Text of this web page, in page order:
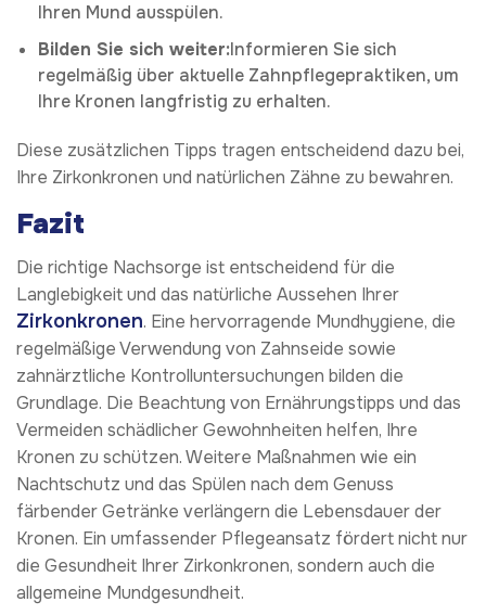
Ihren Mund ausspülen.
Bilden Sie sich weiter:Informieren Sie sich
regelmäßig über aktuelle Zahnpflegepraktiken, um
Ihre Kronen langfristig zu erhalten.
Diese zusätzlichen Tipps tragen entscheidend dazu bei,
Ihre Zirkonkronen und natürlichen Zähne zu bewahren.
Fazit
Die richtige Nachsorge ist entscheidend für die
Langlebigkeit und das natürliche Aussehen Ihrer
Zirkonkronen. Eine hervorragende Mundhygiene, die
regelmäßige Verwendung von Zahnseide sowie
zahnärztliche Kontrolluntersuchungen bilden die
Grundlage. Die Beachtung von Ernährungstipps und das
Vermeiden schädlicher Gewohnheiten helfen, Ihre
Kronen zu schützen. Weitere Maßnahmen wie ein
Nachtschutz und das Spülen nach dem Genuss
färbender Getränke verlängern die Lebensdauer der
Kronen. Ein umfassender Pflegeansatz fördert nicht nur
die Gesundheit Ihrer Zirkonkronen, sondern auch die
allgemeine Mundgesundheit.